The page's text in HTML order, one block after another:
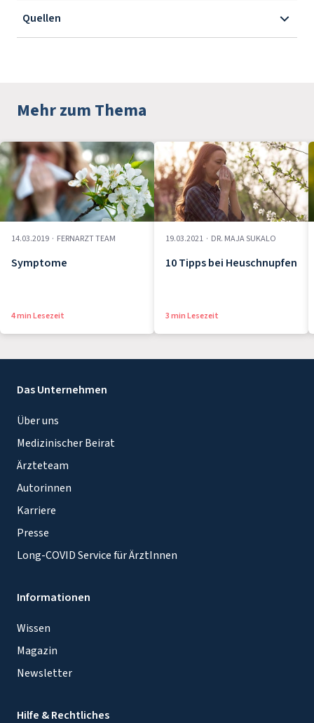
Quellen
Mehr zum Thema
14.03.2019 · FERNARZT TEAM
Symptome
4 min Lesezeit
19.03.2021 · DR. MAJA SUKALO
10 Tipps bei Heuschnupfen
3 min Lesezeit
Das Unternehmen
Über uns
Medizinischer Beirat
Ärzteteam
Autorinnen
Karriere
Presse
Long-COVID Service für ÄrztInnen
Informationen
Wissen
Magazin
Newsletter
Hilfe & Rechtliches